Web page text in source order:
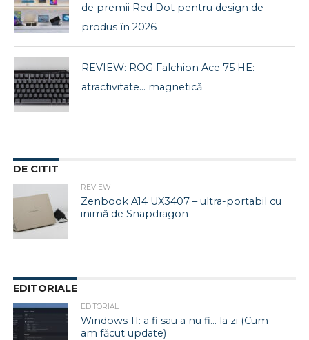
de premii Red Dot pentru design de
produs în 2026
REVIEW: ROG Falchion Ace 75 HE:
atractivitate… magnetică
DE CITIT
REVIEW
Zenbook A14 UX3407 – ultra-portabil cu
inimă de Snapdragon
EDITORIALE
EDITORIAL
Windows 11: a fi sau a nu fi… la zi (Cum
am făcut update)